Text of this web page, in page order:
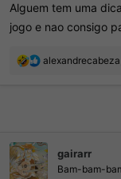
ó
p
c
Alguem tem uma
jogo e nao consigo
R
s
:
alexandrecabeza
gairarr
Bam-bam-